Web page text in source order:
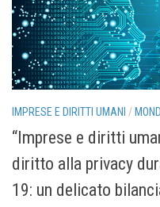
IMPRESE E DIRITTI UMANI /
“Imprese e diritti
diritto alla privacy
19: un delicato